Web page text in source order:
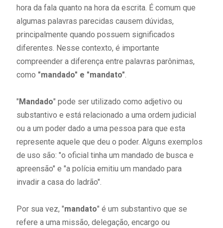
hora da fala quanto na hora da escrita. É comum que
algumas palavras parecidas causem dúvidas,
principalmente quando possuem significados
diferentes. Nesse contexto, é importante
compreender a diferença entre palavras parônimas,
como "mandado" e "mandato".
" Mandado" pode ser utilizado como adjetivo ou
substantivo e está relacionado a uma ordem judicial
ou a um poder dado a uma pessoa para que esta
represente aquele que deu o poder. Alguns exemplos
de uso são: "o oficial tinha um mandado de busca e
apreensão" e "a polícia emitiu um mandado para
invadir a casa do ladrão".
Por sua vez, "mandato" é um substantivo que se
refere a uma missão, delegação, encargo ou